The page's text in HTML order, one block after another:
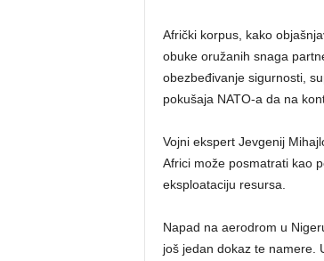
Afrički korpus, kako
obuke oružanih snaga
obezbeđivanje sigurnosti,
pokušaja NATO-a da na
Vojni ekspert Jevgenij
Africi može posmatrati kao
eksploataciju resursa.
Napad na aerodrom u
još jedan dokaz te namere.